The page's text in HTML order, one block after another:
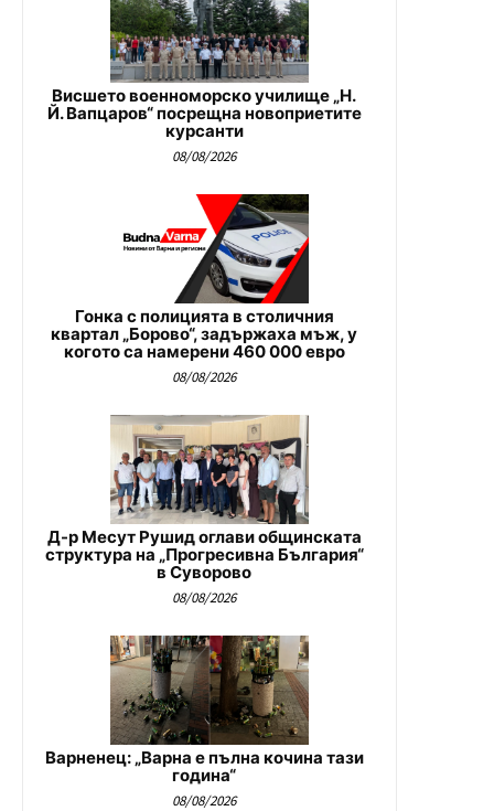
Висшето военноморско училище „Н.
Й. Вапцаров“ посрещна новоприетите
курсанти
08/08/2026
Гонка с полицията в столичния
квартал „Борово“, задържаха мъж, у
когото са намерени 460 000 евро
08/08/2026
Д-р Месут Рушид оглави общинската
структура на „Прогресивна България“
в Суворово
08/08/2026
Варненец: „Варна е пълна кочина тази
година“
08/08/2026